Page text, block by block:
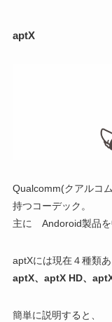
aptX
Qualcomm(クアルコ
持つコーデック。
主に Andoroid製品を
aptXには現在４種類あ
aptX、aptX HD、
簡単に説明すると、